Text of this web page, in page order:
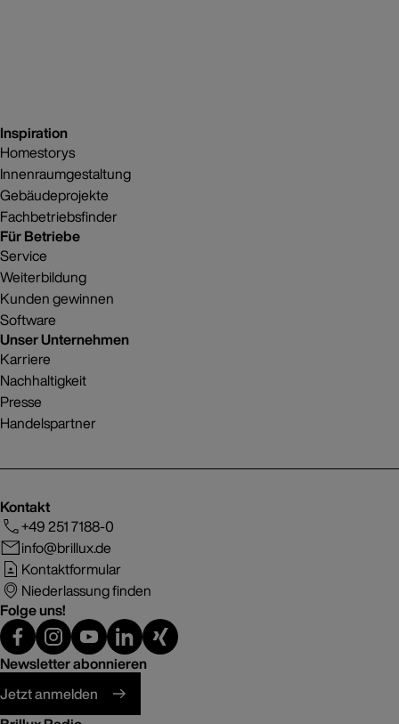
Inspiration
Homestorys
Innenraumgestaltung
Gebäudeprojekte
Fachbetriebsfinder
Für Betriebe
Service
Weiterbildung
Kunden gewinnen
Software
Unser Unternehmen
Karriere
Nachhaltigkeit
Presse
Handelspartner
Kontakt
+49 251 7188-0
info@brillux.de
Kontaktformular
Niederlassung finden
Folge uns!
Newsletter abonnieren
Jetzt anmelden